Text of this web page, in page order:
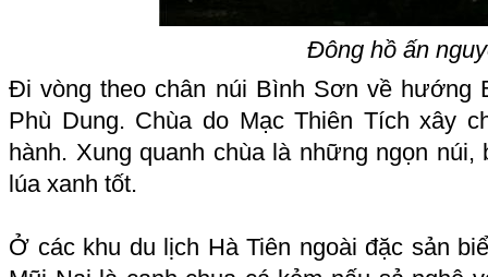
Đông hồ ấn
Đi vòng theo chân núi Bình Sơn về hướng
Phù Dung. Chùa do Mạc Thiên Tích xây
hành. Xung quanh chùa là những ngọn
lúa xanh tốt.
Ở các khu du lịch Hà Tiên ngoài đặc sản